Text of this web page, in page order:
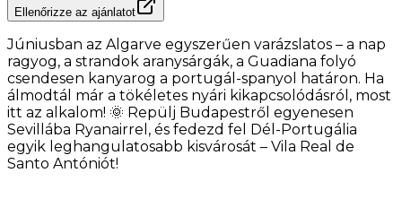
Ellenőrizze az ajánlatot
Júniusban az Algarve egyszerűen varázslatos – a nap
ragyog, a strandok aranysárgák, a Guadiana folyó
csendesen kanyarog a portugál-spanyol határon. Ha
álmodtál már a tökéletes nyári kikapcsolódásról, most
itt az alkalom! 🌞 Repülj Budapestről egyenesen
Sevillába Ryanairrel, és fedezd fel Dél-Portugália
egyik leghangulatosabb kisvárosát – Vila Real de
Santo Antóniót!